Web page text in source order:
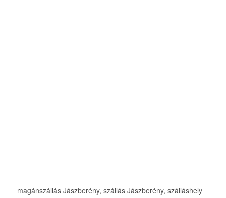
magánszállás Jászberény, szállás Jászberény, szálláshely